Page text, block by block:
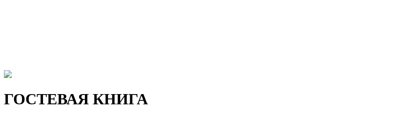
ГОСТЕВАЯ КНИГА